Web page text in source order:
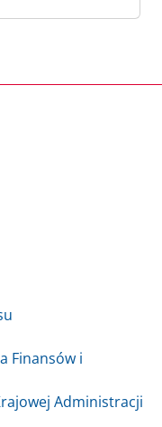
Finansów i
Administracji